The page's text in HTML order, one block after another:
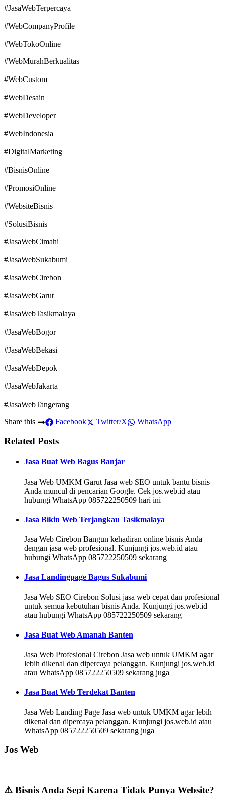
#JasaWebTerpercaya
#WebCompanyProfile
#WebTokoOnline
#WebMurahBerkualitas
#WebCustom
#WebDesain
#WebDeveloper
#WebIndonesia
#DigitalMarketing
#BisnisOnline
#PromosiOnline
#WebsiteBisnis
#SolusiBisnis
#JasaWebCimahi
#JasaWebSukabumi
#JasaWebCirebon
#JasaWebGarut
#JasaWebTasikmalaya
#JasaWebBogor
#JasaWebBekasi
#JasaWebDepok
#JasaWebJakarta
#JasaWebTangerang
Share this
Facebook Twitter/X WhatsApp
Related Posts
Jasa Buat Web Bagus Banjar
Jasa Web UMKM Garut Jasa web SEO untuk bantu bisnis
Anda muncul di pencarian Google. Cek jos.web.id atau
hubungi WhatsApp 085722250509 hari ini
Jasa Bikin Web Terjangkau Tasikmalaya
Jasa Web Cirebon Bangun kehadiran online bisnis Anda
dengan jasa web profesional. Kunjungi jos.web.id atau
hubungi WhatsApp 085722250509 sekarang
Jasa Landingpage Bagus Sukabumi
Jasa Web SEO Cirebon Solusi jasa web cepat dan profesional
untuk semua kebutuhan bisnis Anda. Kunjungi jos.web.id
atau hubungi WhatsApp 085722250509 sekarang
Jasa Buat Web Amanah Banten
Jasa Web Profesional Cirebon Jasa web untuk UMKM agar
lebih dikenal dan dipercaya pelanggan. Kunjungi jos.web.id
atau WhatsApp 085722250509 sekarang juga
Jasa Buat Web Terdekat Banten
Jasa Web Landing Page Jasa web untuk UMKM agar lebih
dikenal dan dipercaya pelanggan. Kunjungi jos.web.id atau
WhatsApp 085722250509 sekarang juga
Jos Web
⚠️ Bisnis Anda Sepi Karena Tidak Punya Website?